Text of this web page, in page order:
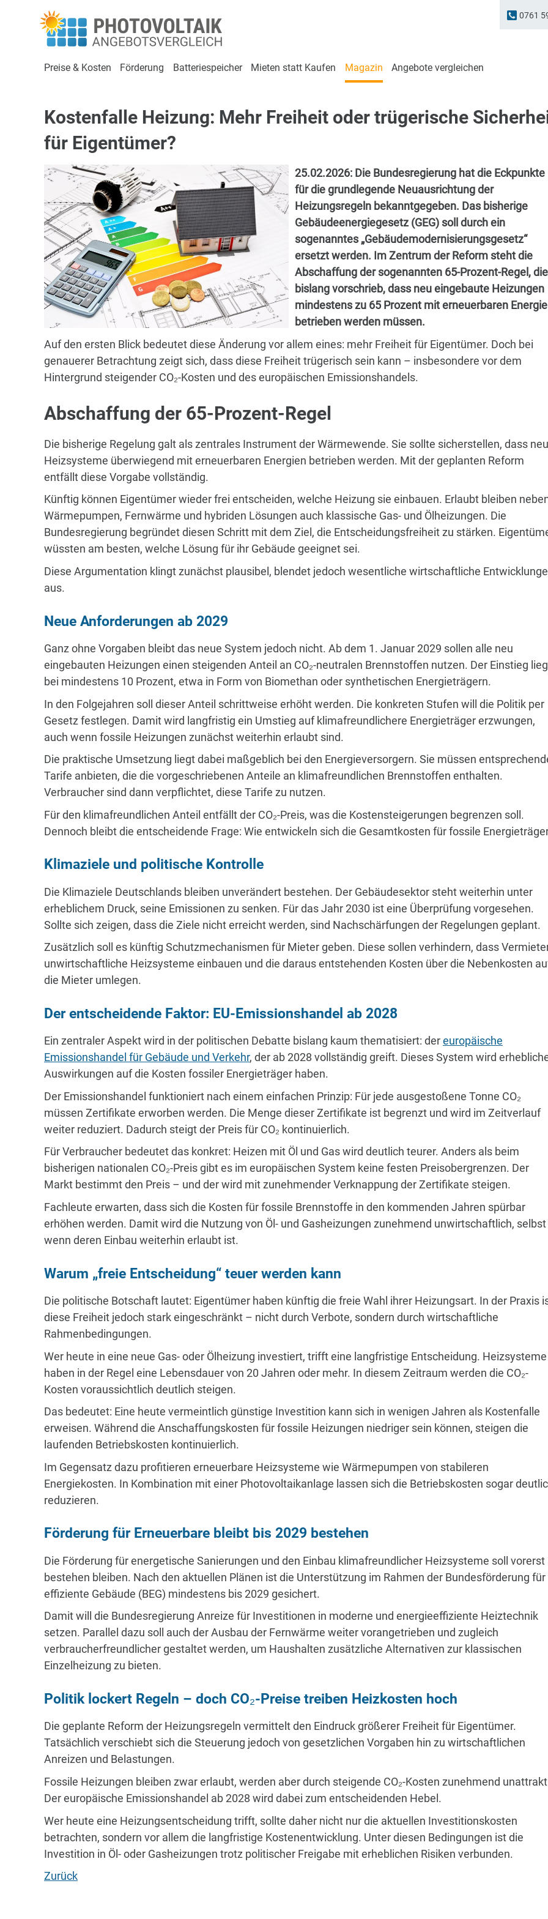
0761
Preise & Kosten Förderung Batteriespeicher Mieten statt Kaufen Magazin Angebote vergleichen
Kostenfalle Heizung: Mehr Freiheit oder trügerische
für Eigentümer?
25.02.2026: Die Bundesregierung hat die Eckpunkte
für die grundlegende Neuausrichtung der
Heizungsregeln bekanntgegeben. Das bisherige
Gebäudeenergiegesetz (GEG) soll durch ein
sogenanntes „Gebäudemodernisierungsgesetz“
ersetzt werden. Im Zentrum der Reform steht die
Abschaffung der sogenannten 65-Prozent-Regel, die
bislang vorschrieb, dass neu eingebaute Heizungen
mindestens zu 65 Prozent mit erneuerbaren
betrieben werden müssen.
Auf den ersten Blick bedeutet diese Änderung vor allem eines: mehr Freiheit für Eigentümer. Doch bei
genauerer Betrachtung zeigt sich, dass diese Freiheit trügerisch sein kann – insbesondere vor dem
Hintergrund steigender CO₂-Kosten und des europäischen Emissionshandels.
Abschaffung der 65-Prozent-Regel
Die bisherige Regelung galt als zentrales Instrument der Wärmewende. Sie sollte sicherstellen, dass
Heizsysteme überwiegend mit erneuerbaren Energien betrieben werden. Mit der geplanten Reform
entfällt diese Vorgabe vollständig.
Künftig können Eigentümer wieder frei entscheiden, welche Heizung sie einbauen. Erlaubt bleiben
Wärmepumpen, Fernwärme und hybriden Lösungen auch klassische Gas- und Ölheizungen. Die
Bundesregierung begründet diesen Schritt mit dem Ziel, die Entscheidungsfreiheit zu stärken.
wüssten am besten, welche Lösung für ihr Gebäude geeignet sei.
Diese Argumentation klingt zunächst plausibel, blendet jedoch wesentliche wirtschaftliche
aus.
Neue Anforderungen ab 2029
Ganz ohne Vorgaben bleibt das neue System jedoch nicht. Ab dem 1. Januar 2029 sollen alle neu
eingebauten Heizungen einen steigenden Anteil an CO₂-neutralen Brennstoffen nutzen. Der Einstieg
bei mindestens 10 Prozent, etwa in Form von Biomethan oder synthetischen Energieträgern.
In den Folgejahren soll dieser Anteil schrittweise erhöht werden. Die konkreten Stufen will die Politik per
Gesetz festlegen. Damit wird langfristig ein Umstieg auf klimafreundlichere Energieträger erzwungen,
auch wenn fossile Heizungen zunächst weiterhin erlaubt sind.
Die praktische Umsetzung liegt dabei maßgeblich bei den Energieversorgern. Sie müssen
Tarife anbieten, die die vorgeschriebenen Anteile an klimafreundlichen Brennstoffen enthalten.
Verbraucher sind dann verpflichtet, diese Tarife zu nutzen.
Für den klimafreundlichen Anteil entfällt der CO₂-Preis, was die Kostensteigerungen begrenzen soll.
Dennoch bleibt die entscheidende Frage: Wie entwickeln sich die Gesamtkosten für fossile
Klimaziele und politische Kontrolle
Die Klimaziele Deutschlands bleiben unverändert bestehen. Der Gebäudesektor steht weiterhin unter
erheblichem Druck, seine Emissionen zu senken. Für das Jahr 2030 ist eine Überprüfung vorgesehen.
Sollte sich zeigen, dass die Ziele nicht erreicht werden, sind Nachschärfungen der Regelungen geplant.
Zusätzlich soll es künftig Schutzmechanismen für Mieter geben. Diese sollen verhindern, dass
unwirtschaftliche Heizsysteme einbauen und die daraus entstehenden Kosten über die Nebenkosten
die Mieter umlegen.
Der entscheidende Faktor: EU-Emissionshandel ab 2028
Ein zentraler Aspekt wird in der politischen Debatte bislang kaum thematisiert: dereuropäische
Emissionshandel für Gebäude und Verkehr, der ab 2028 vollständig greift. Dieses System wird
Auswirkungen auf die Kosten fossiler Energieträger haben.
Der Emissionshandel funktioniert nach einem einfachen Prinzip: Für jede ausgestoßene Tonne CO₂
müssen Zertifikate erworben werden. Die Menge dieser Zertifikate ist begrenzt und wird im Zeitverlauf
weiter reduziert. Dadurch steigt der Preis für CO₂ kontinuierlich.
Für Verbraucher bedeutet das konkret: Heizen mit Öl und Gas wird deutlich teurer. Anders als beim
bisherigen nationalen CO₂-Preis gibt es im europäischen System keine festen Preisobergrenzen. Der
Markt bestimmt den Preis – und der wird mit zunehmender Verknappung der Zertifikate steigen.
Fachleute erwarten, dass sich die Kosten für fossile Brennstoffe in den kommenden Jahren spürbar
erhöhen werden. Damit wird die Nutzung von Öl- und Gasheizungen zunehmend unwirtschaftlich, selbst
wenn deren Einbau weiterhin erlaubt ist.
Warum „freie Entscheidung“ teuer werden kann
Die politische Botschaft lautet: Eigentümer haben künftig die freie Wahl ihrer Heizungsart. In der Praxis
diese Freiheit jedoch stark eingeschränkt – nicht durch Verbote, sondern durch wirtschaftliche
Rahmenbedingungen.
Wer heute in eine neue Gas- oder Ölheizung investiert, trifft eine langfristige Entscheidung. Heizsysteme
haben in der Regel eine Lebensdauer von 20 Jahren oder mehr. In diesem Zeitraum werden die CO₂-
Kosten voraussichtlich deutlich steigen.
Das bedeutet: Eine heute vermeintlich günstige Investition kann sich in wenigen Jahren als Kostenfalle
erweisen. Während die Anschaffungskosten für fossile Heizungen niedriger sein können, steigen die
laufenden Betriebskosten kontinuierlich.
Im Gegensatz dazu profitieren erneuerbare Heizsysteme wie Wärmepumpen von stabileren
Energiekosten. In Kombination mit einer Photovoltaikanlage lassen sich die Betriebskosten sogar
reduzieren.
Förderung für Erneuerbare bleibt bis 2029 bestehen
Die Förderung für energetische Sanierungen und den Einbau klimafreundlicher Heizsysteme soll vorerst
bestehen bleiben. Nach den aktuellen Plänen ist die Unterstützung im Rahmen der Bundesförderung für
effiziente Gebäude (BEG) mindestens bis 2029 gesichert.
Damit will die Bundesregierung Anreize für Investitionen in moderne und energieeffiziente Heiztechnik
setzen. Parallel dazu soll auch der Ausbau der Fernwärme weiter vorangetrieben und zugleich
verbraucherfreundlicher gestaltet werden, um Haushalten zusätzliche Alternativen zur klassischen
Einzelheizung zu bieten.
Politik lockert Regeln – doch CO₂-Preise treiben Heizkosten hoch
Die geplante Reform der Heizungsregeln vermittelt den Eindruck größerer Freiheit für Eigentümer.
Tatsächlich verschiebt sich die Steuerung jedoch von gesetzlichen Vorgaben hin zu wirtschaftlichen
Anreizen und Belastungen.
Fossile Heizungen bleiben zwar erlaubt, werden aber durch steigende CO₂-Kosten zunehmend
Der europäische Emissionshandel ab 2028 wird dabei zum entscheidenden Hebel.
Wer heute eine Heizungsentscheidung trifft, sollte daher nicht nur die aktuellen Investitionskosten
betrachten, sondern vor allem die langfristige Kostenentwicklung. Unter diesen Bedingungen ist die
Investition in Öl- oder Gasheizungen trotz politischer Freigabe mit erheblichen Risiken verbunden.
Zurück